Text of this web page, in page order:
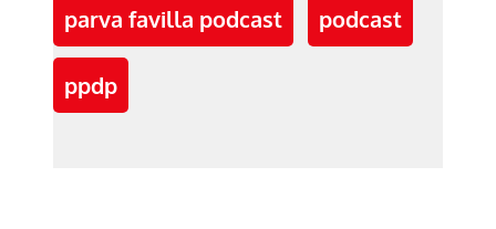
parva favilla podcast podcast
ppdp